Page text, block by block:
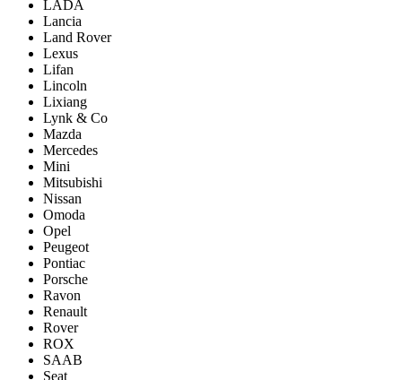
LADA
Lancia
Land Rover
Lexus
Lifan
Lincoln
Lixiang
Lynk & Co
Mazda
Mercedes
Mini
Mitsubishi
Nissan
Omoda
Opel
Peugeot
Pontiac
Porsсhe
Ravon
Renault
Rover
ROX
SAAB
Seat